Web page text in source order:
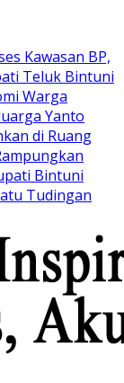
Kawasan BP,
Teluk Bintuni
Warga
Yanto
di Ruang
Bintuni
Tudingan